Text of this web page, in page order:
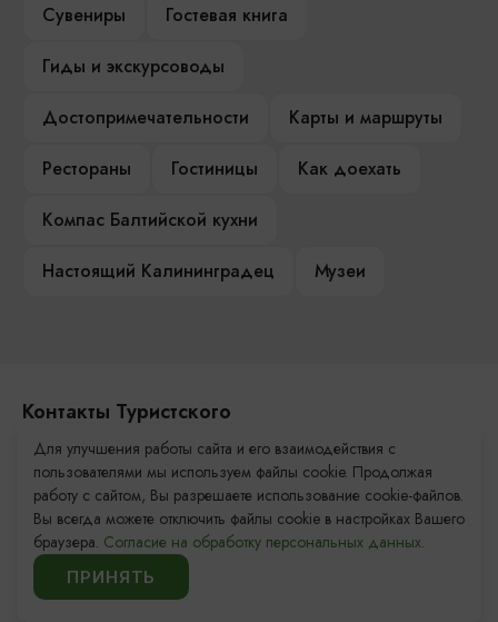
Сувениры
Гостевая книга
Гиды и экскурсоводы
Достопримечательности
Карты и маршруты
Рестораны
Гостиницы
Как доехать
Компас Балтийской кухни
Настоящий Калининградец
Музеи
Контакты Туристского
информационного центра
+7 (4012) 555-200
8 (800) 200-55-39
info@visit-kaliningrad.ru
Для улучшения работы сайта и его взаимодействия с
пользователями мы используем файлы cookie. Продолжая
работу с сайтом, Вы разрешаете использование cookie-файлов.
Вы всегда можете отключить файлы cookie в настройках Вашего
браузера. Согласие на обработку персональных данных.
ПРИНЯТЬ